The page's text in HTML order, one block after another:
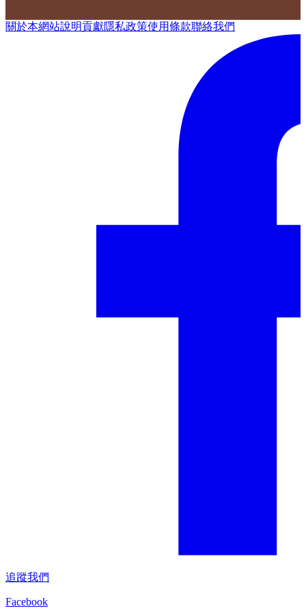
關於本網站說明貢獻隱私政策使用條款聯絡我們
追蹤我們
Facebook